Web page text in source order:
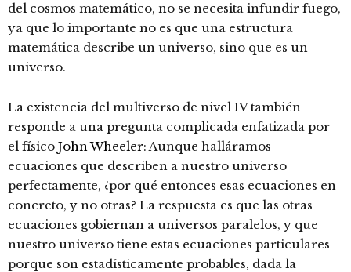
del cosmos matemático, no se necesita infundir fuego,
ya que lo importante no es que una estructura
matemática describe un universo, sino que es un
universo.
La existencia del multiverso de nivel IV también
responde a una pregunta complicada enfatizada por
el físico John Wheeler: Aunque halláramos
ecuaciones que describen a nuestro universo
perfectamente, ¿por qué entonces esas ecuaciones en
concreto, y no otras? La respuesta es que las otras
ecuaciones gobiernan a universos paralelos, y que
nuestro universo tiene estas ecuaciones particulares
porque son estadísticamente probables, dada la